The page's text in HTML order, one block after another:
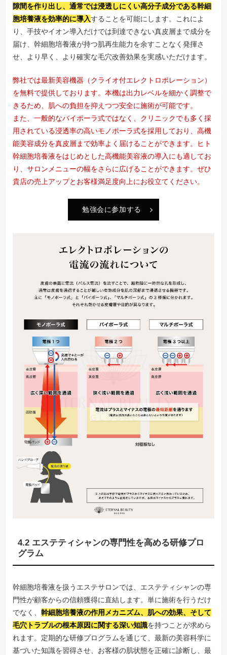
隙間を作り出し、通常では浸透しにくい高分子成分である幹細
胞培養液を効率的に導入することを可能にします。これによ
り、手技やイオン導入だけでは到達できない真皮層まで成分を
届け、幹細胞培養液が持つ肌再生能力を余すことなく発揮さ
せ、より早く、より確実な毛穴改善効果を実感いただけます。
弊社では最新美容機器（クライオ付エレクトロポレーション）
を無料で提供しております。本機は出力レベルを細かく調整で
きるため、肌への負担を抑えつつ安全に施術が可能です。
また、一般的なバイポーラ式ではなく、クリニックでも多く採
用されている浸透率の高いモノポーラ式を採用しており、高機
能美容成分を真皮層まで効率よく届けることができます。ヒト
幹細胞培養液をはじめとした高機能美容液の導入にも適してお
り、サロンメニューの幅をさらに広げることができます。ぜひ
貴店の売上アップとお客様満足度向上にお役立てください。
勉強会に参加する
4.2 エステティシャンの専門性を高める研修プロ
グラム
幹細胞培養液を扱うエステサロンでは、エステティシャンの専
門性が顧客からの信頼獲得に直結します。単に施術を行うだけ
でなく、幹細胞培養液の作用メカニズム、肌への効果、そして
毛穴トラブルの根本原因に関する深い知識を持つことが求めら
れます。定期的な研修プログラムを通じて、最新の美容科学に
基づいた知識を習得させ、お客様の肌状態を正確に診断し、最